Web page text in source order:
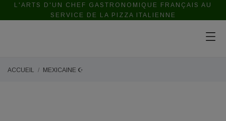
L'ARTS D'UN CHEF GASTRONOMIQUE FRANÇAIS AU
SERVICE DE LA PIZZA ITALIENNE
ACCUEIL MEXICAINE ☪️